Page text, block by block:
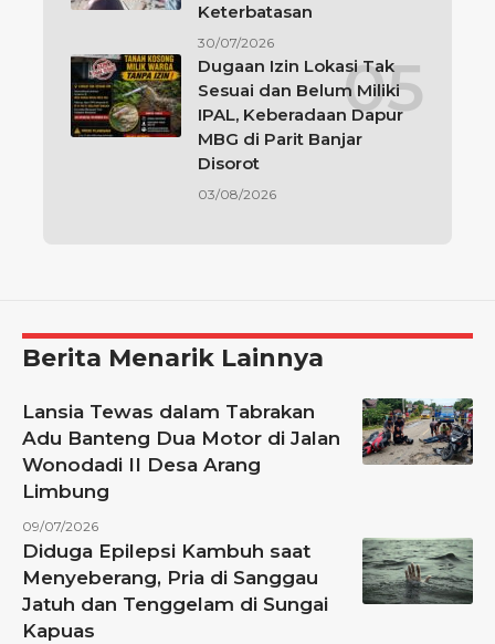
Keterbatasan
30/07/2026
Dugaan Izin Lokasi Tak
Sesuai dan Belum Miliki
IPAL, Keberadaan Dapur
MBG di Parit Banjar
Disorot
03/08/2026
Berita Menarik Lainnya
Lansia Tewas dalam Tabrakan
Adu Banteng Dua Motor di Jalan
Wonodadi II Desa Arang
Limbung
09/07/2026
Diduga Epilepsi Kambuh saat
Menyeberang, Pria di Sanggau
Jatuh dan Tenggelam di Sungai
Kapuas